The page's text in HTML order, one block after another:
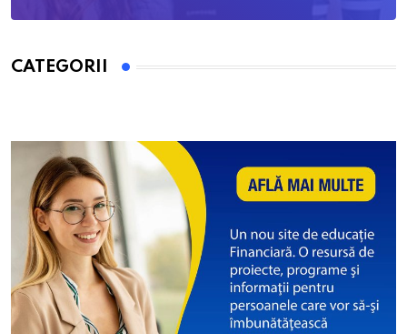
CATEGORII